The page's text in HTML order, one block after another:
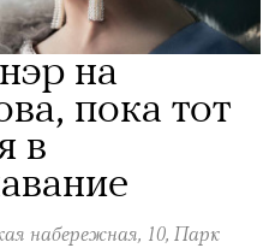
на
пока тот
в
набережная, 10, Парк